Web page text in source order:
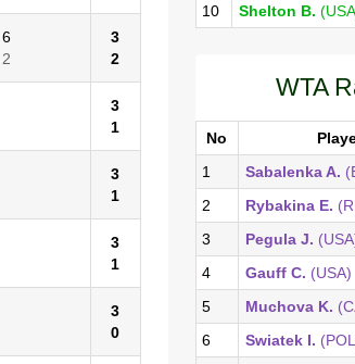
6
2
3
2
3
1
3
1
3
1
3
0
10
Shelton B.
WTA
No
1
Sabalenka A.
2
Rybakina E.
3
Pegula J.
4
Gauff C. (USA)
5
Muchova K.
6
Swiatek I.